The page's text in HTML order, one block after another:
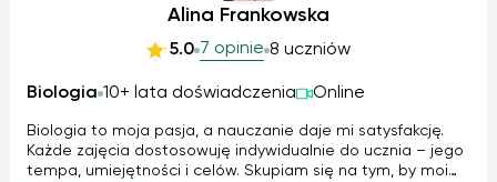
Alina Frankowska
5.0 7 opinie 8 uczniów
Biologia 10+ lata doświadczenia Online
Biologia to moja pasja, a nauczanie daje mi satysfakcję.
Każde zajęcia dostosowuję indywidualnie do ucznia – jego
tempa, umiejętności i celów. Skupiam się na tym, by moi